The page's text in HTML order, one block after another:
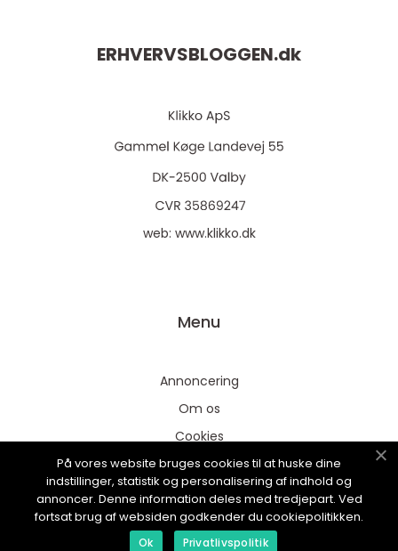
ERHVERVSBLOGGEN.dk
web: www.klikko.dk
Menu
Annoncering
Om os
Cookies
Kontakt os
Sitemap
På vores website bruges cookies til at huske dine
indstillinger, statistik og personalisering af indhold og
annoncer. Denne information deles med tredjepart. Ved
fortsat brug af websiden godkender du cookiepolitikken.
Ok Privatlivspolitik